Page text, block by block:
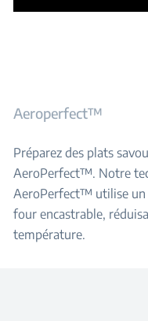
Aeroperfect™
Préparez des plats
AeroPerfect™. Notre
AeroPerfect™ utilise un
four encastrable,
température.